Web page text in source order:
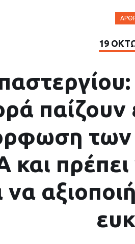
19
παίζουν
και πρέπει
να